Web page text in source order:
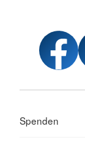
Spenden